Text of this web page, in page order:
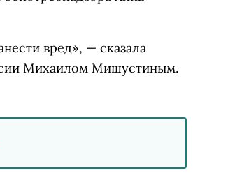
вред», — сказала
Михаилом Мишустиным.